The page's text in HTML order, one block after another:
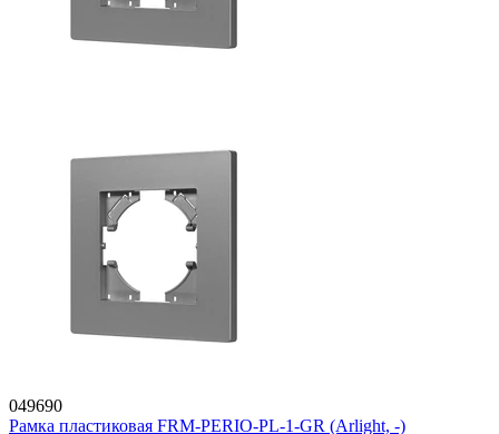
049690
Рамка пластиковая FRM-PERIO-PL-1-GR (Arlight, -)